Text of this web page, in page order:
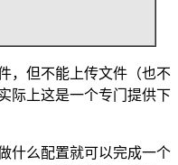
，但不能上传文件（也不
际上这是一个专门提供下
什么配置就可以完成一个